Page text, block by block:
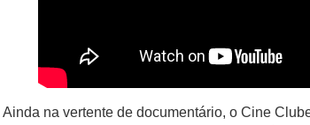
Ainda na vertente de documentário, o Cine